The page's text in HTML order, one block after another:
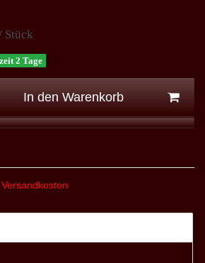
Stück
2 Tage
In den Warenkorb
Versandkosten